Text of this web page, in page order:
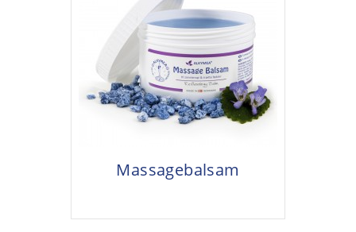
Massagebalsam